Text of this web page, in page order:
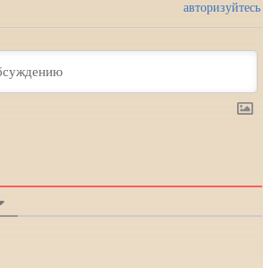
авторизуйтесь